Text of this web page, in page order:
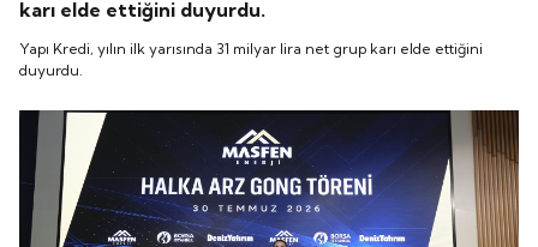
karı elde ettiğini duyurdu.
Yapı Kredi, yılın ilk yarısında 31 milyar lira net grup karı elde ettiğini
duyurdu.